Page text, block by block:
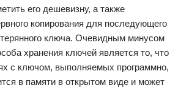
его дешевизну, а также
копирования для последующего
ключа. Очевидным минусом
хранения ключей является то, что
с ключом, выполняемых программно,
в памяти в открытом виде и может